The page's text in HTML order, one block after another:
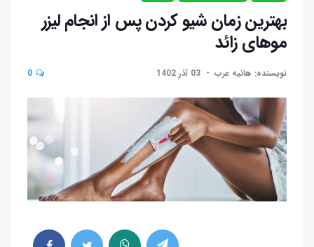
بهترین زمان شیو کردن پس از انجام لیزر
موهای زائد
نویسنده: هانیه عرب 03 آذر 1402 0